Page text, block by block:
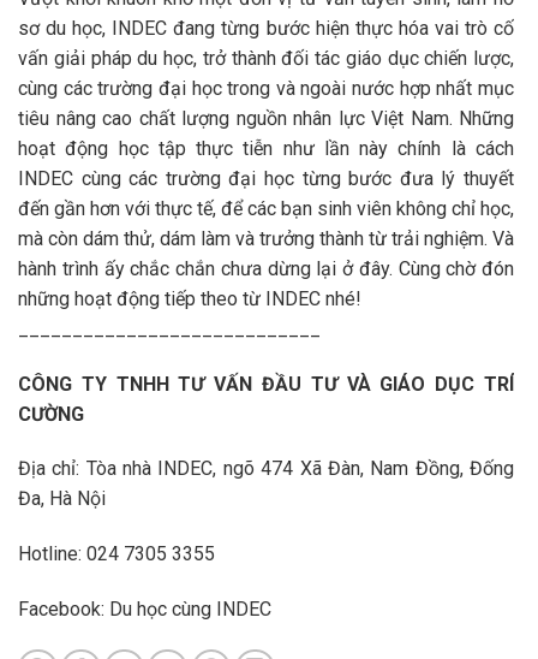
sơ du học, INDEC đang từng bước hiện thực hóa vai trò cố
vấn giải pháp du học, trở thành đối tác giáo dục chiến lược,
cùng các trường đại học trong và ngoài nước hợp nhất mục
tiêu nâng cao chất lượng nguồn nhân lực Việt Nam. Những
hoạt động học tập thực tiễn như lần này chính là cách
INDEC cùng các trường đại học từng bước đưa lý thuyết
đến gần hơn với thực tế, để các bạn sinh viên không chỉ học,
mà còn dám thử, dám làm và trưởng thành từ trải nghiệm. Và
hành trình ấy chắc chắn chưa dừng lại ở đây. Cùng chờ đón
những hoạt động tiếp theo từ INDEC nhé!
CÔNG TY TNHH TƯ VẤN ĐẦU TƯ VÀ GIÁO DỤC TRÍ
CƯỜNG
Địa chỉ: Tòa nhà INDEC, ngõ 474 Xã Đàn, Nam Đồng, Đống
Đa, Hà Nội
Hotline: 024 7305 3355
Facebook: Du học cùng INDEC